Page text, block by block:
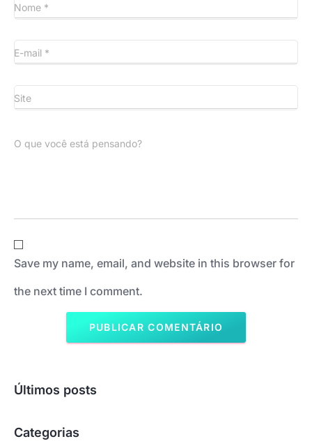
Nome *
E-mail *
Site
O que você está pensando?
Save my name, email, and website in this browser for
the next time I comment.
Últimos posts
Categorias